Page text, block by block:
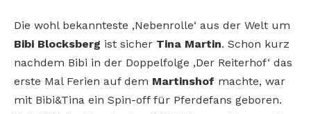
Die wohl bekannteste ‚Nebenrolle‘ aus der Welt um
Bibi Blocksberg ist sicher Tina Martin. Schon kurz
nachdem Bibi in der Doppelfolge ‚Der Reiterhof‘ das
erste Mal Ferien auf dem Martinshof machte, war
mit Bibi&Tina ein Spin-off für Pferdefans geboren.